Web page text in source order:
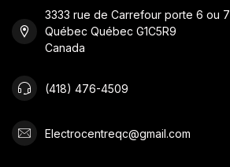
3333 rue de Carrefour porte 6 ou 7
Québec Québec G1C5R9
Canada
(418) 476-4509
Electrocentreqc@gmail.com